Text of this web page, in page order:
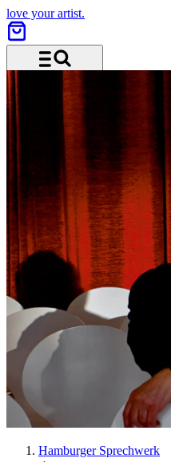
love your artist.
Menü und Suche
Hamburger Sprechwerk